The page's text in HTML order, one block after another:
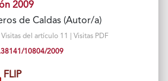
2009
de Caldas (Autor/a)
del artículo 11 | Visitas PDF
10804/2009
FLIP